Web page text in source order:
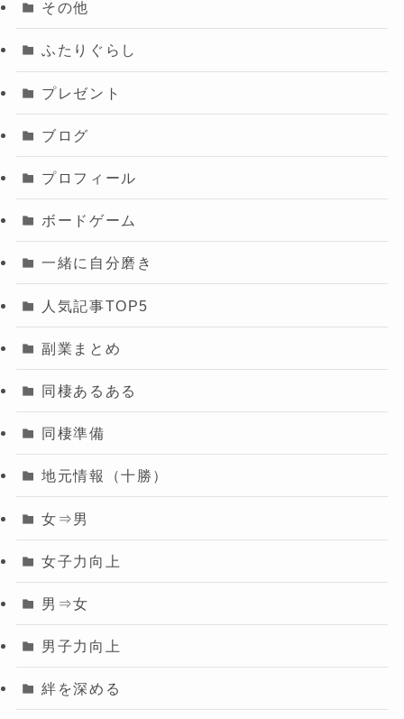
その他
ふたりぐらし
プレゼント
ブログ
プロフィール
ボードゲーム
一緒に自分磨き
人気記事TOP5
副業まとめ
同棲あるある
同棲準備
地元情報（十勝）
女⇒男
女子力向上
男⇒女
男子力向上
絆を深める